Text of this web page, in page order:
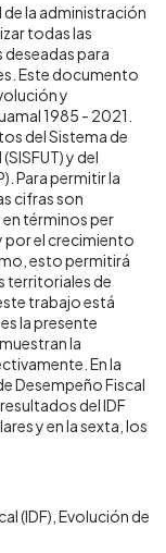
de la administración
todas las
para
Este documento
y
1985 - 2021.
del Sistema de
y del
Para permitir la
cifras son
términos per
por el crecimiento
esto permitirá
territoriales de
trabajo está
la presente
la
En la
Desempeño Fiscal
del IDF
y en la sexta, los
(IDF) Evolución de